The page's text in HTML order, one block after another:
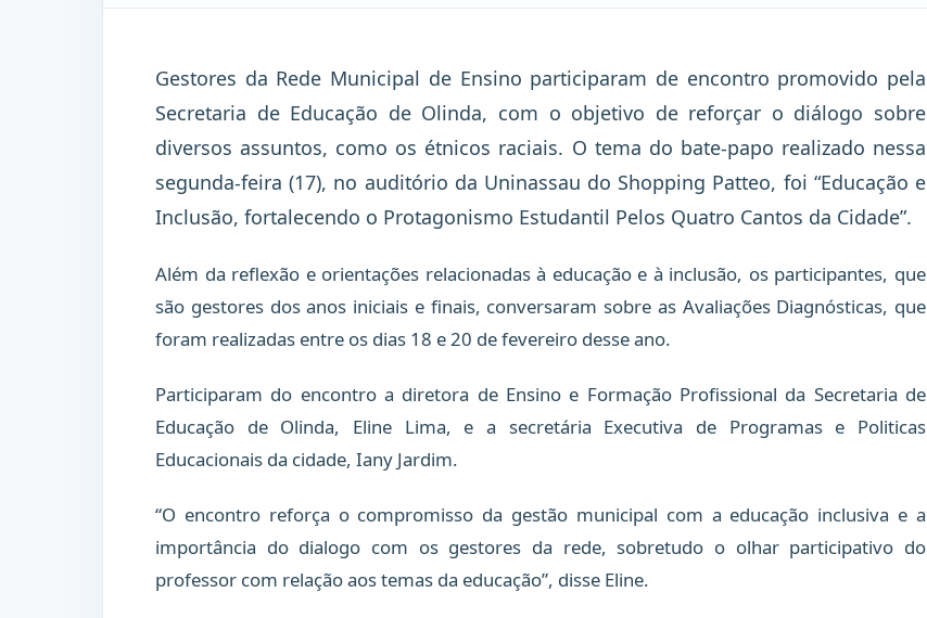
Gestores da Rede Municipal de Ensino participaram de encontro promovido pela
Secretaria de Educação de Olinda, com o objetivo de reforçar o diálogo sobre
diversos assuntos, como os étnicos raciais. O tema do bate-papo realizado nessa
segunda-feira (17), no auditório da Uninassau do Shopping Patteo, foi “Educação e
Inclusão, fortalecendo o Protagonismo Estudantil Pelos Quatro Cantos da Cidade”.
Além da reflexão e orientações relacionadas à educação e à inclusão, os participantes, que
são gestores dos anos iniciais e finais, conversaram sobre as Avaliações Diagnósticas, que
foram realizadas entre os dias 18 e 20 de fevereiro desse ano.
Participaram do encontro a diretora de Ensino e Formação Profissional da Secretaria de
Educação de Olinda, Eline Lima, e a secretária Executiva de Programas e Politicas
Educacionais da cidade, Iany Jardim.
“O encontro reforça o compromisso da gestão municipal com a educação inclusiva e a
importância do dialogo com os gestores da rede, sobretudo o olhar participativo do
professor com relação aos temas da educação”, disse Eline.